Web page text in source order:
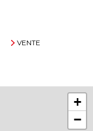
VENTE
+
−